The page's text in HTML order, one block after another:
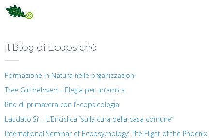
Il Blog di Ecopsiché
Formazione in Natura nelle organizzazioni
Tree Girl beloved – Elegia per un’amica
Rito di primavera con l’Ecopsicologia
Laudato Si’ – L’Enciclica “sulla cura della casa comune”
International Seminar of Ecopsychology: The Flight of the Phoenix